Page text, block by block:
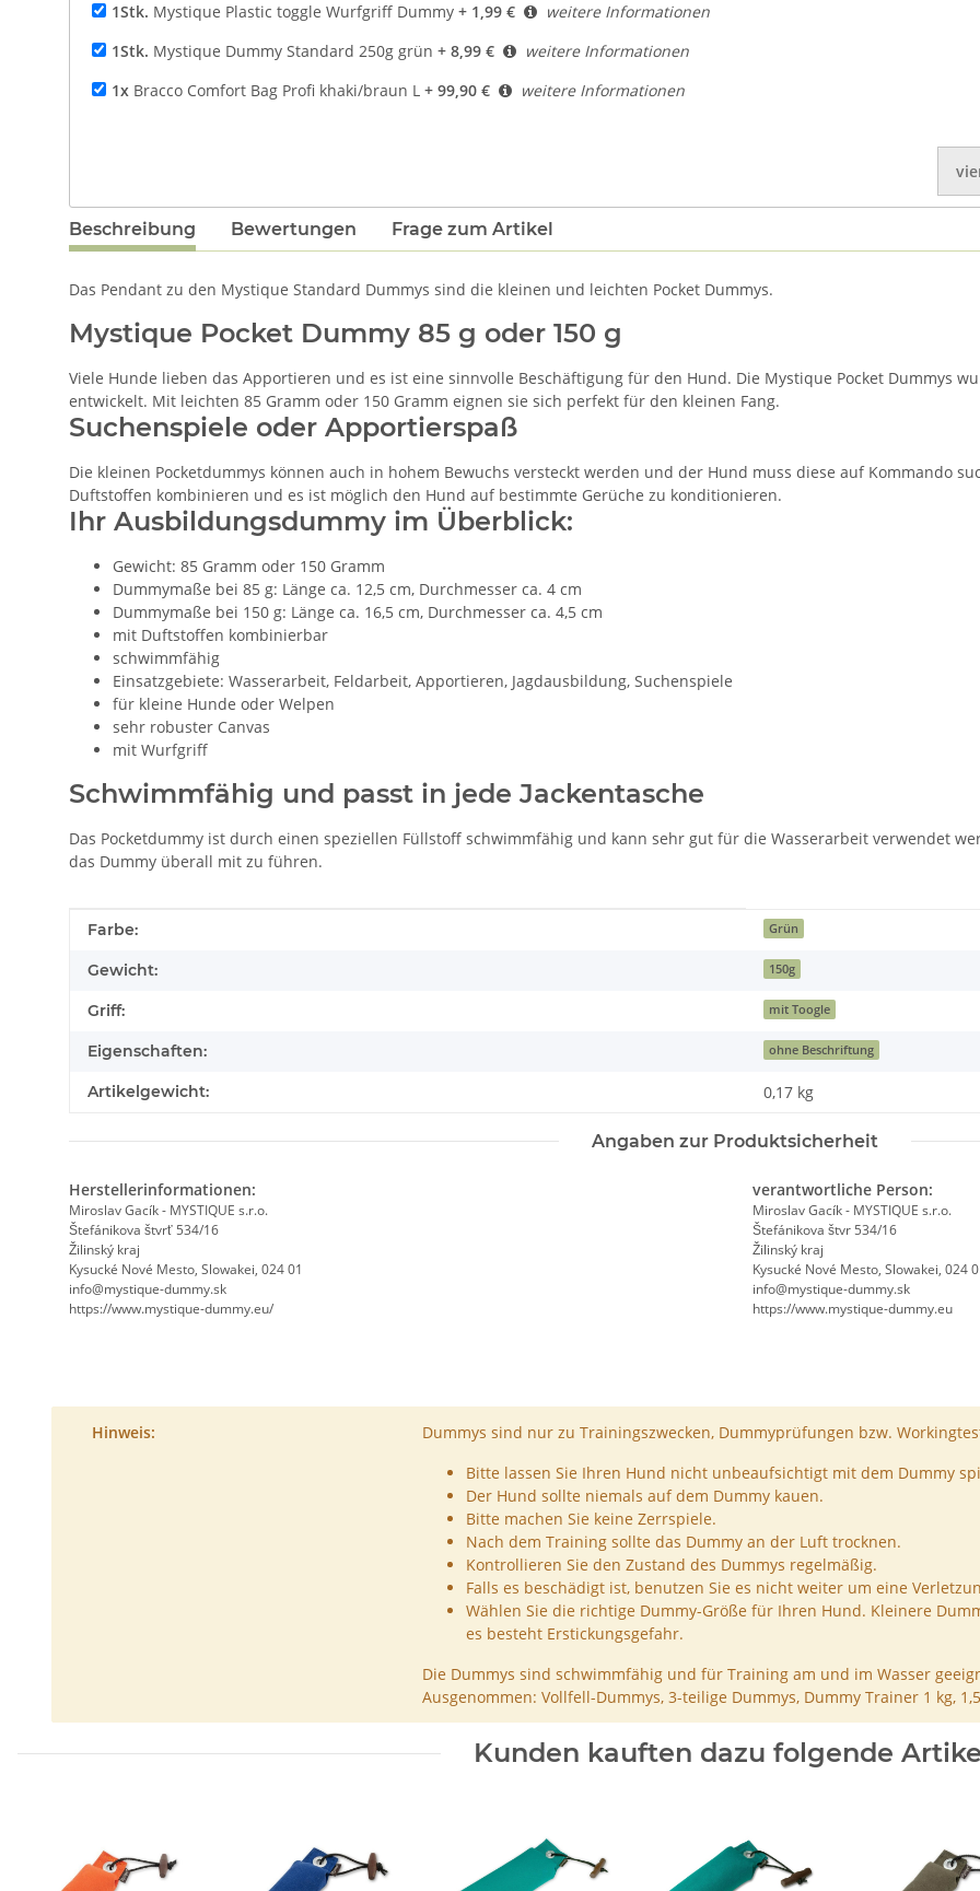
1Stk. Mystique Plastic toggle Wurfgriff Dummy + 1,99 €
weitere Informationen
1Stk. Mystique Dummy Standard 250g grün + 8,99 €
weitere Informationen
1x Bracco Comfort Bag Profi khaki/braun L + 99,90 € weitere Informationen
Beschreibung Bewertungen Frage zum Artikel
Das Pendant zu den Mystique Standard Dummys sind die kleinen und leichten Pocket Dummys.
Mystique Pocket Dummy 85 g oder 150 g
Viele Hunde lieben das Apportieren und es ist eine sinnvolle Beschäftigung für den Hund. Die Mystique Pocket Dummys
entwickelt. Mit leichten 85 Gramm oder 150 Gramm eignen sie sich perfekt für den kleinen Fang.
Suchenspiele oder Apportierspaß
Die kleinen Pocketdummys können auch in hohem Bewuchs versteckt werden und der Hund muss diese auf Kommando
Duftstoffen kombinieren und es ist möglich den Hund auf bestimmte Gerüche zu konditionieren.
Ihr Ausbildungsdummy im Überblick:
Gewicht: 85 Gramm oder 150 Gramm
Dummymaße bei 85 g: Länge ca. 12,5 cm, Durchmesser ca. 4 cm
Dummymaße bei 150 g: Länge ca. 16,5 cm, Durchmesser ca. 4,5 cm
mit Duftstoffen kombinierbar
schwimmfähig
Einsatzgebiete: Wasserarbeit, Feldarbeit, Apportieren, Jagdausbildung, Suchenspiele
für kleine Hunde oder Welpen
sehr robuster Canvas
mit Wurfgriff
Schwimmfähig und passt in jede Jackentasche
Das Pocketdummy ist durch einen speziellen Füllstoff schwimmfähig und kann sehr gut für die Wasserarbeit verwendet
das Dummy überall mit zu führen.
Produkteigenschaft
Wert
Farbe: Grün
Gewicht: 150g
Griff: mit Toogle
Eigenschaften: ohne Beschriftung
Artikelgewicht: 0,17 kg
Angaben zur Produktsicherheit
Herstellerinformationen:
Miroslav Gacík - MYSTIQUE s.r.o.
Štefánikova štvrť 534/16
Žilinský kraj
Kysucké Nové Mesto, Slowakei, 024 01
info@mystique-dummy.sk
https://www.mystique-dummy.eu/
verantwortliche Person:
Miroslav Gacík - MYSTIQUE s.r.o.
Štefánikova štvr 534/16
Žilinský kraj
Kysucké Nové Mesto, Slowakei, 024
info@mystique-dummy.sk
https://www.mystique-dummy.eu
Hinweis:
Dummys sind nur zu Trainingszwecken, Dummyprüfungen bzw.
Bitte lassen Sie Ihren Hund nicht unbeaufsichtigt mit dem Dummy
Der Hund sollte niemals auf dem Dummy kauen.
Bitte machen Sie keine Zerrspiele.
Nach dem Training sollte das Dummy an der Luft trocknen.
Kontrollieren Sie den Zustand des Dummys regelmäßig.
Falls es beschädigt ist, benutzen Sie es nicht weiter um eine
Wählen Sie die richtige Dummy-Größe für Ihren Hund. Kleinere
es besteht Erstickungsgefahr.
Die Dummys sind schwimmfähig und für Training am und im Wasser
Ausgenommen: Vollfell-Dummys, 3-teilige Dummys, Dummy Trainer 1 kg,
Kunden kauften dazu folgende